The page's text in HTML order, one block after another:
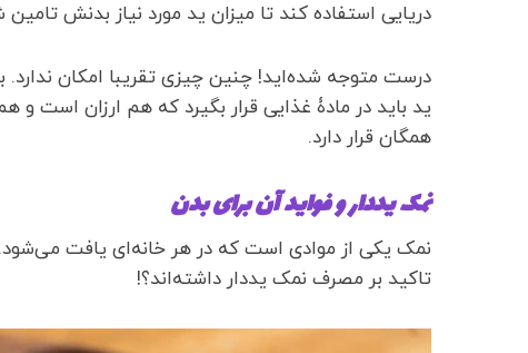
دریایی استفاده کند تا میزان ید مورد نیاز بدنش تامین
درست متوجه شده‌اید! چنین چیزی تقریبا امکان ندارد.
ید باید در مادۀ غذایی قرار بگیرد که هم ارزان است
همگان قرار دارد.
نمک یددار و فواید آن برای بدن
نمک یکی از موادی است که در هر خانه‌ای یافت
تاکید بر مصرف نمک یددار داشته‌اند؟!